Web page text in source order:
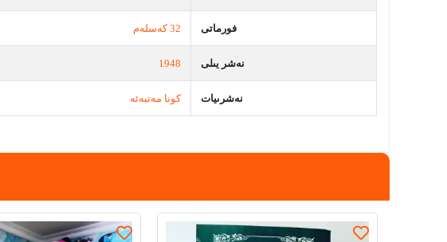
فورماتى 32 كەسلەم
نەشر يىلى 1948
نەشرىيات كونا مەتبەئە